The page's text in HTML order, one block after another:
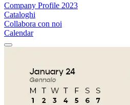
Company Profile 2023
Cataloghi
Collabora con noi
Calendar